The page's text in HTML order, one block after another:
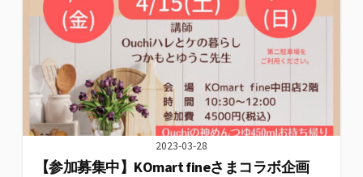
ー
2023-03-28
【参加募集中】KOmart fineさまコラボ企画